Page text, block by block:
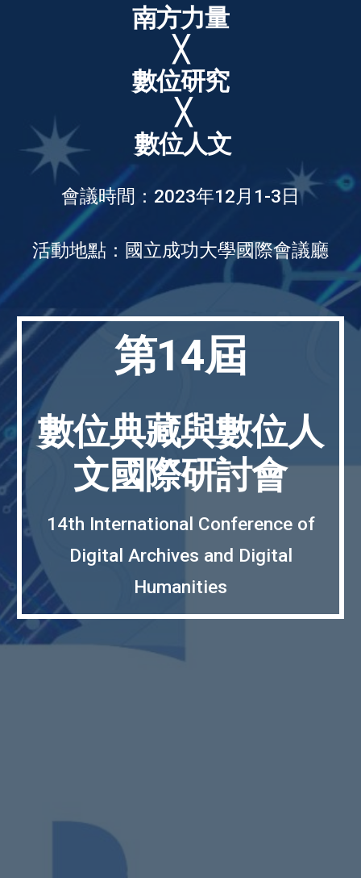
南方力量
╳
數位研究
╳
數位人文
會議時間：2023年12月1-3日
活動地點：國立成功大學國際會議廳
第14屆
數位典藏與數位人
文國際研討會
14th International Conference of
Digital Archives and Digital
Humanities